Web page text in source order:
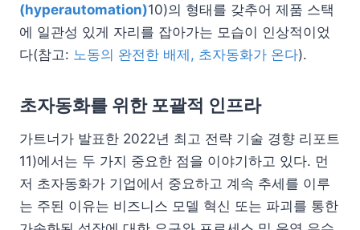
(hyperautomation)10)의 형태를 갖추어 제품 스택
에 일관성 있게 자리를 잡아가는 모습이 인상적이었
다(참고: 노동의 완전한 배제, 초자동화가 온다).
초자동화를 위한 포괄적 인프라
가트너가 발표한 2022년 최고 전략 기술 경향 리포트
11)에서는 두 가지 중요한 점을 이야기하고 있다. 먼
저 초자동화가 기업에서 중요하고 계속 추세를 이루
는 주된 이유는 비즈니스 모델 혁신 또는 파괴를 통한